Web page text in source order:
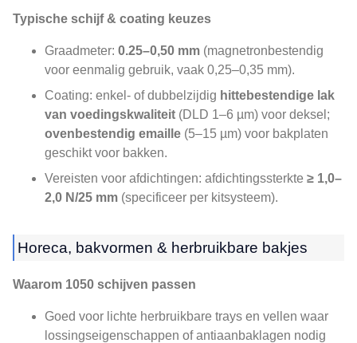
Typische schijf & coating keuzes
Graadmeter: 0.25–0,50 mm (magnetronbestendig
voor eenmalig gebruik, vaak 0,25–0,35 mm).
Coating: enkel- of dubbelzijdig hittebestendige lak
van voedingskwaliteit (DLD 1–6 µm) voor deksel;
ovenbestendig emaille (5–15 µm) voor bakplaten
geschikt voor bakken.
Vereisten voor afdichtingen: afdichtingssterkte ≥ 1,0–
2,0 N/25 mm (specificeer per kitsysteem).
Horeca, bakvormen & herbruikbare bakjes
Waarom 1050 schijven passen
Goed voor lichte herbruikbare trays en vellen waar
lossingseigenschappen of antiaanbaklagen nodig